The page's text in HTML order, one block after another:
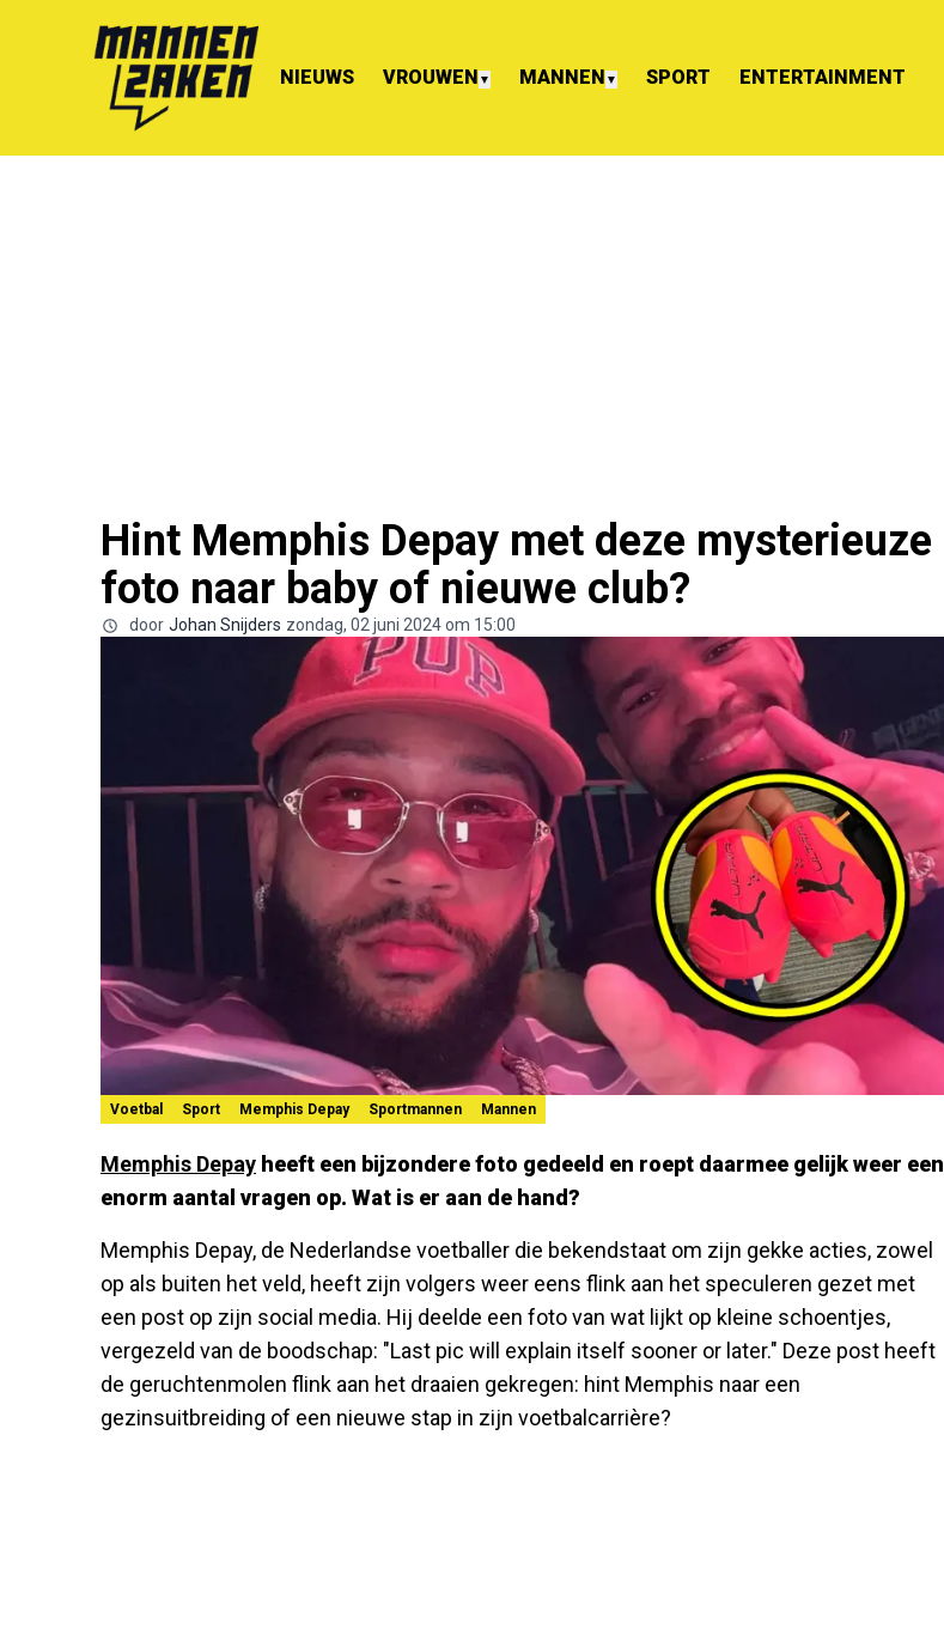
NIEUWS VROUWEN ▼ MANNEN ▼ SPORT ENTERTAINMENT
Hint Memphis Depay met deze mysterieuze
foto naar baby of nieuwe club?
door Johan Snijders zondag, 02 juni 2024 om 15:00
Voetbal Sport Memphis Depay Sportmannen Mannen
Memphis Depay heeft een bijzondere foto gedeeld en roept daarmee gelijk weer een
enorm aantal vragen op. Wat is er aan de hand?
Memphis Depay, de Nederlandse voetballer die bekendstaat om zijn gekke acties, zowel
op als buiten het veld, heeft zijn volgers weer eens flink aan het speculeren gezet met
een post op zijn social media. Hij deelde een foto van wat lijkt op kleine schoentjes,
vergezeld van de boodschap: "Last pic will explain itself sooner or later." Deze post heeft
de geruchtenmolen flink aan het draaien gekregen: hint Memphis naar een
gezinsuitbreiding of een nieuwe stap in zijn voetbalcarrière?